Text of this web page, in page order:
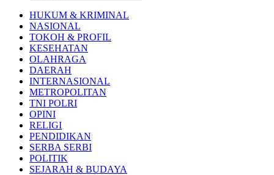
HUKUM & KRIMINAL
NASIONAL
TOKOH & PROFIL
KESEHATAN
OLAHRAGA
DAERAH
INTERNASIONAL
METROPOLITAN
TNI POLRI
OPINI
RELIGI
PENDIDIKAN
SERBA SERBI
POLITIK
SEJARAH & BUDAYA